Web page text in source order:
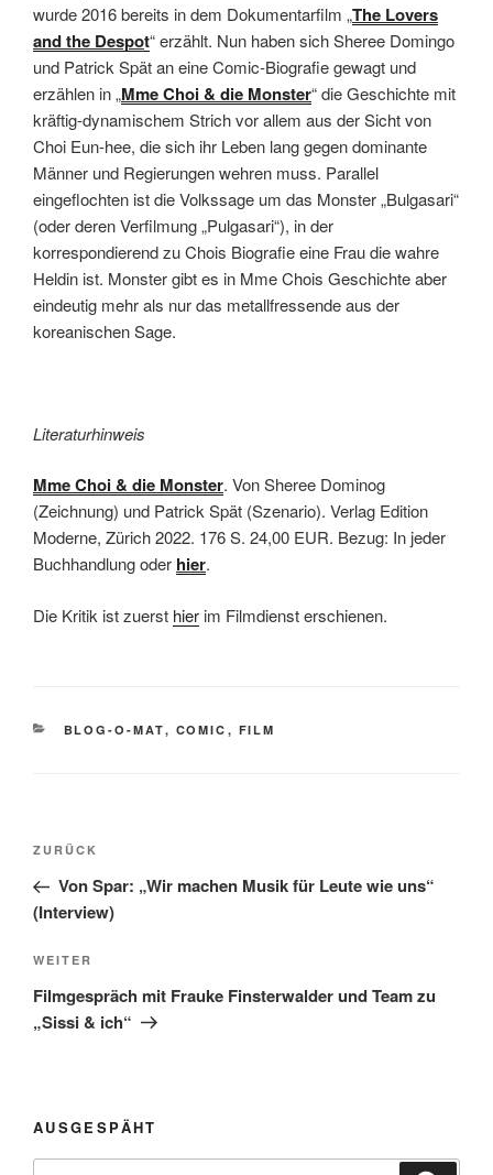
wurde 2016 bereits in dem Dokumentarfilm „The Lovers
and the Despot“ erzählt. Nun haben sich Sheree Domingo
und Patrick Spät an eine Comic-Biografie gewagt und
erzählen in „Mme Choi & die Monster“ die Geschichte mit
kräftig-dynamischem Strich vor allem aus der Sicht von
Choi Eun-hee, die sich ihr Leben lang gegen dominante
Männer und Regierungen wehren muss. Parallel
eingeflochten ist die Volkssage um das Monster „Bulgasari“
(oder deren Verfilmung „Pulgasari“), in der
korrespondierend zu Chois Biografie eine Frau die wahre
Heldin ist. Monster gibt es in Mme Chois Geschichte aber
eindeutig mehr als nur das metallfressende aus der
koreanischen Sage.
Literaturhinweis
Mme Choi & die Monster. Von Sheree Dominog
(Zeichnung) und Patrick Spät (Szenario). Verlag Edition
Moderne, Zürich 2022. 176 S. 24,00 EUR. Bezug: In jeder
Buchhandlung oder hier.
Die Kritik ist zuerst hier im Filmdienst erschienen.
KATEGORIEN
BLOG-O-MAT, COMIC , FILM
Beitragsnavigation
Vorheriger
Beitrag
ZURÜCK
Von Spar: „Wir machen Musik für Leute wie uns“
(Interview)
Nächster
Beitrag
WEITER
Filmgespräch mit Frauke Finsterwalder und Team zu
„Sissi & ich“
AUSGESPÄHT